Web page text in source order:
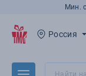
Мин.
Россия